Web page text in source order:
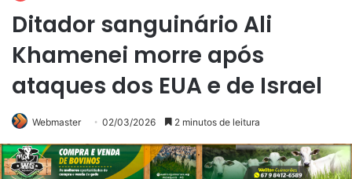
Ditador sanguinário Ali
Khamenei morre após
ataques dos EUA e de Israel
Webmaster 02/03/2026 2 minutos de leitura